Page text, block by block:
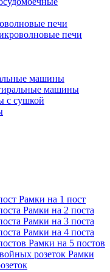
печи
печи
машины
машины
с сушкой
Рамки на 1 пост
Рамки на 2 поста
Рамки на 3 поста
Рамки на 4 поста
Рамки на 5 постов
Рамки